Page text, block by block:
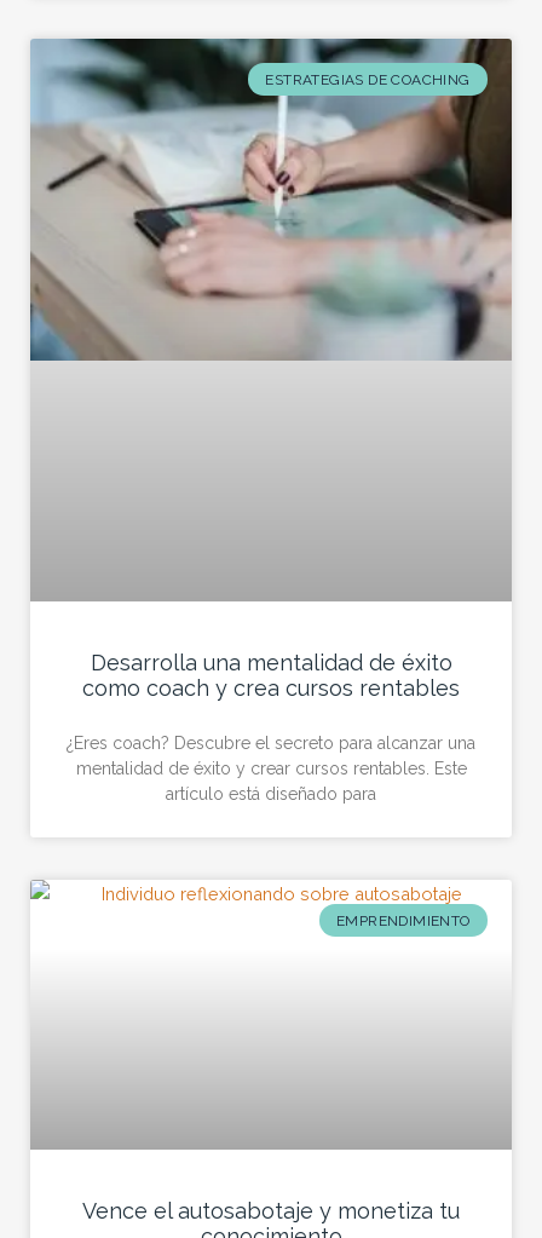
ESTRATEGIAS DE COACHING
Desarrolla una mentalidad de éxito
como coach y crea cursos rentables
¿Eres coach? Descubre el secreto para alcanzar una
mentalidad de éxito y crear cursos rentables. Este
artículo está diseñado para
EMPRENDIMIENTO
Vence el autosabotaje y monetiza tu